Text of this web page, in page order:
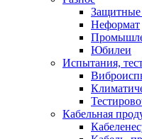
Неформат
Юбилеи
Испытания,
Кабельная